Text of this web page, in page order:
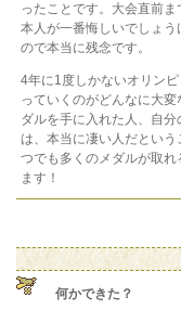
ったことです。大会直前
本人が一番悔しいでしょ
ので本当に残念です。
4年に1度しかないオリン
っていくのがどんなに大
ダルを手に入れた人、自
は、本当に凄い人だとい
つでも多くのメダルが取
ます！
何かできた？